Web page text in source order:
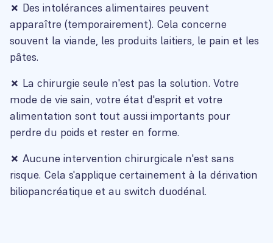
✗ Des intolérances alimentaires peuvent
apparaître (temporairement). Cela concerne
souvent la viande, les produits laitiers, le pain et les
pâtes.
✗ La chirurgie seule n'est pas la solution. Votre
mode de vie sain, votre état d'esprit et votre
alimentation sont tout aussi importants pour
perdre du poids et rester en forme.
✗ Aucune intervention chirurgicale n'est sans
risque. Cela s'applique certainement à la dérivation
biliopancréatique et au switch duodénal.